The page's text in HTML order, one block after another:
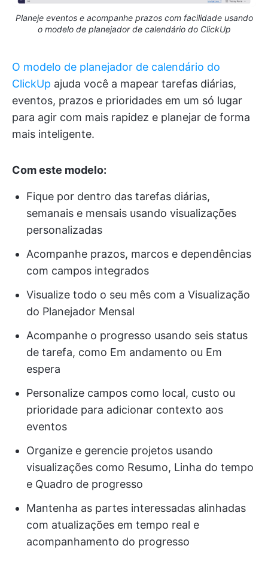
Planeje eventos e acompanhe prazos com facilidade usando
o modelo de planejador de calendário do ClickUp
O modelo de planejador de calendário do
ClickUp ajuda você a mapear tarefas diárias,
eventos, prazos e prioridades em um só lugar
para agir com mais rapidez e planejar de forma
mais inteligente.
Com este modelo:
Fique por dentro das tarefas diárias,
semanais e mensais usando visualizações
personalizadas
Acompanhe prazos, marcos e dependências
com campos integrados
Visualize todo o seu mês com a Visualização
do Planejador Mensal
Acompanhe o progresso usando seis status
de tarefa, como Em andamento ou Em
espera
Personalize campos como local, custo ou
prioridade para adicionar contexto aos
eventos
Organize e gerencie projetos usando
visualizações como Resumo, Linha do tempo
e Quadro de progresso
Mantenha as partes interessadas alinhadas
com atualizações em tempo real e
acompanhamento do progresso